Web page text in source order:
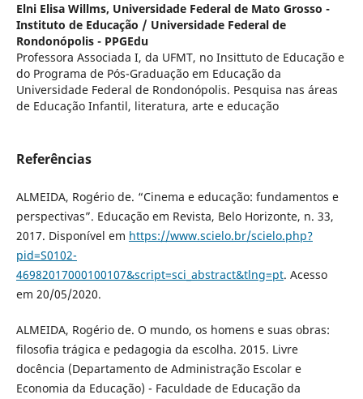
Elni Elisa Willms, Universidade Federal de Mato Grosso -
Instituto de Educação / Universidade Federal de
Rondonópolis - PPGEdu
Professora Associada I, da UFMT, no Insittuto de Educação e
do Programa de Pós-Graduação em Educação da
Universidade Federal de Rondonópolis. Pesquisa nas áreas
de Educação Infantil, literatura, arte e educação
Referências
ALMEIDA, Rogério de. “Cinema e educação: fundamentos e
perspectivas”. Educação em Revista, Belo Horizonte, n. 33,
2017. Disponível em https://www.scielo.br/scielo.php?
pid=S0102-
46982017000100107&script=sci_abstract&tlng=pt. Acesso
em 20/05/2020.
ALMEIDA, Rogério de. O mundo, os homens e suas obras:
filosofia trágica e pedagogia da escolha. 2015. Livre
docência (Departamento de Administração Escolar e
Economia da Educação) - Faculdade de Educação da